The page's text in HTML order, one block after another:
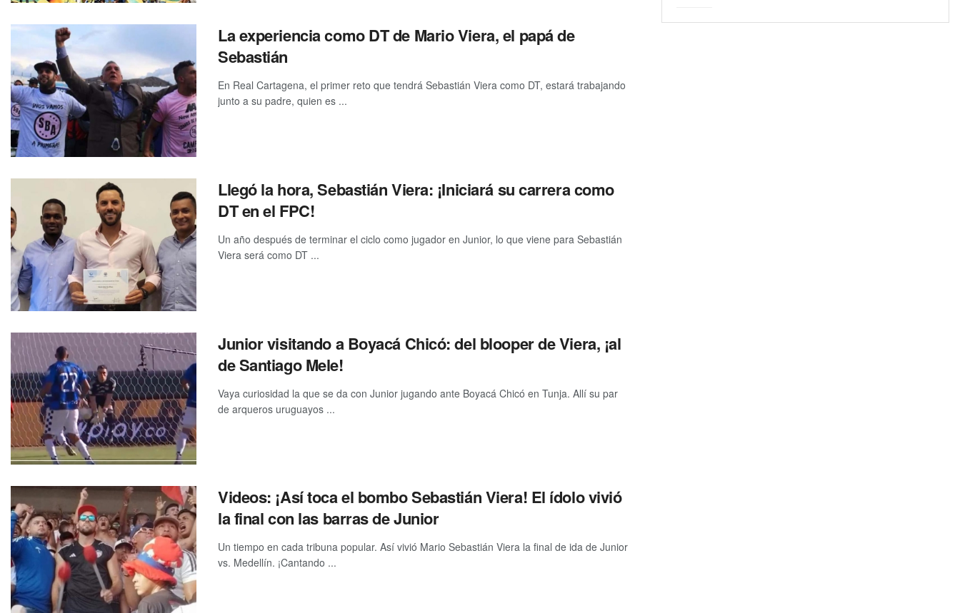
La experiencia como DT de Mario Viera, el papá de
Sebastián
En Real Cartagena, el primer reto que tendrá Sebastián Viera como DT, estará trabajando
junto a su padre, quien es ...
Llegó la hora, Sebastián Viera: ¡Iniciará su carrera como
DT en el FPC!
Un año después de terminar el ciclo como jugador en Junior, lo que viene para Sebastián
Viera será como DT ...
Junior visitando a Boyacá Chicó: del blooper de Viera, ¡al
de Santiago Mele!
Vaya curiosidad la que se da con Junior jugando ante Boyacá Chicó en Tunja. Allí su par
de arqueros uruguayos ...
Videos: ¡Así toca el bombo Sebastián Viera! El ídolo vivió
la final con las barras de Junior
Un tiempo en cada tribuna popular. Así vivió Mario Sebastián Viera la final de ida de Junior
vs. Medellín. ¡Cantando ...